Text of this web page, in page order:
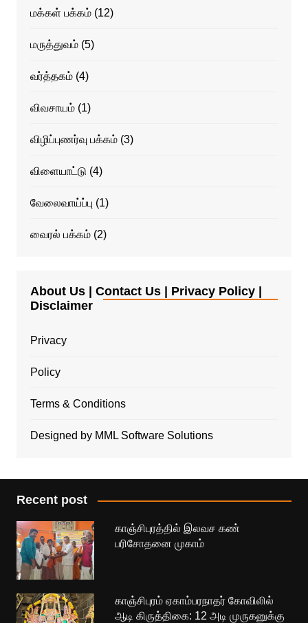
மக்கள் பக்கம்(12)
மருத்துவம்(5)
வர்த்தகம்(4)
விவசாயம்(1)
விழிப்புணர்வு பக்கம்(3)
விளையாட்டு (4)
வேலைவாய்ப்பு (1)
வைரல் பக்கம்(2)
About Us | Contact Us | Privacy Policy |
Disclaimer
Privacy
Policy
Terms & Conditions
Designed by MML Software Solutions
Recent post
காஞ்சிபுரத்தில் இலவச கண்
பரிசோதனை முகாம்
காஞ்சிபுரம் ஏகாம்பரநாதர் கோவிலில்
ஆடி கிருத்திகை: 12 அடி முருகனுக்கு